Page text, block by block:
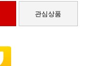
관심상품